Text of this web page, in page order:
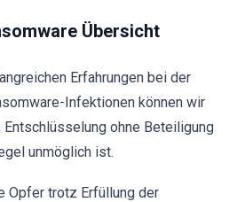
Übersicht
Erfahrungen bei der
Infektionen können wir
ohne Beteiligung
unmöglich ist.
Opfer trotz Erfüllung der